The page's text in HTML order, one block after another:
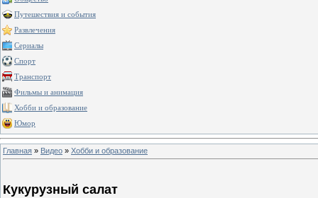
Путешествия и события
Развлечения
Сериалы
Спорт
Транспорт
Фильмы и анимация
Хобби и образование
Юмор
Главная » Видео » Хобби и образование
Кукурузный салат